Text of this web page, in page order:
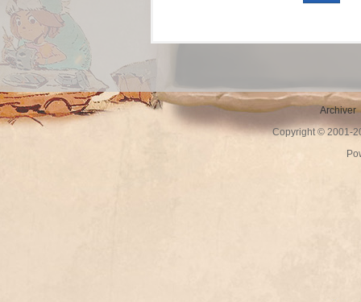
Archiver
Copyright © 2001-